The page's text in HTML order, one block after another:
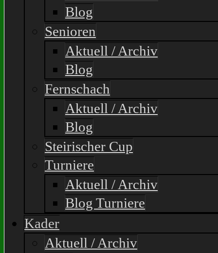
Blog
Senioren
Aktuell / Archiv
Blog
Fernschach
Aktuell / Archiv
Blog
Steirischer Cup
Turniere
Aktuell / Archiv
Blog Turniere
Kader
Aktuell / Archiv